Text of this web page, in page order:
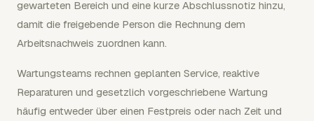
gewarteten Bereich und eine kurze Abschlussnotiz hinzu,
damit die freigebende Person die Rechnung dem
Arbeitsnachweis zuordnen kann.
Wartungsteams rechnen geplanten Service, reaktive
Reparaturen und gesetzlich vorgeschriebene Wartung
häufig entweder über einen Festpreis oder nach Zeit und